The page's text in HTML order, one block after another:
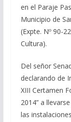
en el Paraje
Municipio de
(Expte. Nº 90-
Cultura).
Del señor
declarando de
XIII Certamen
2014” a
las